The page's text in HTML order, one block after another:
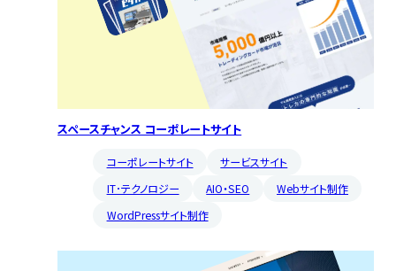
スペースチャンス コーポレートサイト
コーポレートサイト
サービスサイト
IT･テクノロジー
AIO・SEO
Webサイト制作
WordPressサイト制作